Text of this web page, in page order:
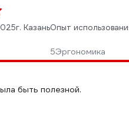
г. КазаньОпыт
5Эргономика
быть полезной.